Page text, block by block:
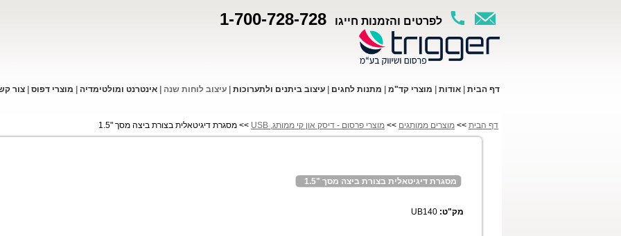
לפרטים והזמנות חייגו 1-700-728-728
דף הבית אודות מוצרי קד"מ מתנות לחגים עיצוב ביתנים ולתערוכות עיצוב לוחות שנה אינטרנט ומולטימדיה מוצרי דפוס צור
דף הבית >> מוצרים ממותגים >> מוצרי פרסום - דיסק און קי ממותג, USB >> מסגרת דיגיטאלית בצורת ביצה מסך "1.5
מסגרת דיגיטאלית בצורת ביצה מסך "1.5
מק"ט: UB140